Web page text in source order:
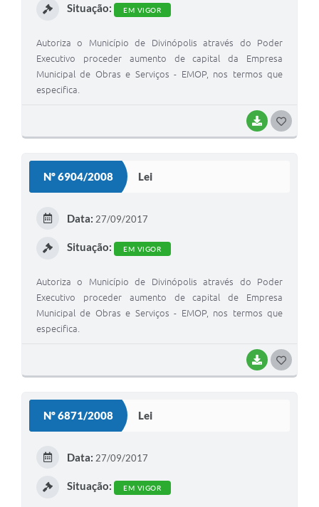
BAIXAR
Situação: EM VIGOR
Autoriza o Município de Divinópolis através do Poder
Executivo proceder aumento de capital da Empresa
Municipal de Obras e Serviços - EMOP, nos termos que
especifica.
Nº 6904/2008 Lei
BAIXAR
Data: 27/09/2017
Situação: EM VIGOR
Autoriza o Município de Divinópolis através do Poder
Executivo proceder aumento de capital de Empresa
Municipal de Obras e Serviços - EMOP, nos termos que
especifica.
Nº 6871/2008 Lei
Data: 27/09/2017
Situação: EM VIGOR